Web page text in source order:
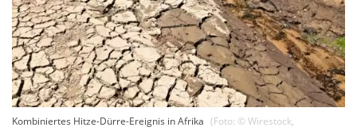
Kombiniertes Hitze-Dürre-Ereignis in Afrika (Foto: © Wirestock,